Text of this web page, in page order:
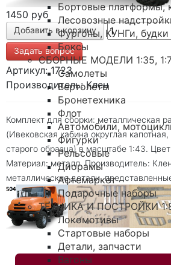
Бортовые платформы,
Лесовозные
Фургоны, КУНГи, будки
Боксы
СБОРНЫЕ МОДЕЛИ 1:35,
Самолеты
Вертолеты
Бронетехника
Флот
Автомобили,
Фигурки
Рельсовые
Диорамы
Афтемаркет
Подарочные наборы
ТЕХНИКА И ПОСТРОЙКИ
Локомотивы
Стартовые наборы
Детали, запчасти
Вагоны
1450 руб
Задать вопрос
Артикул: 1723
Производитель: Клен
Комплект для сборки: металлическая
(Ивековская кабина округлая
старого образца) в масштабе 1:43.
Материал: металл. Производитель:
металлические детали,